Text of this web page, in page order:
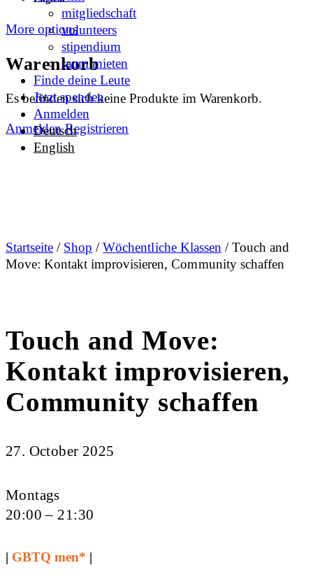
More options
Warenkorb
Es befinden sich keine Produkte im Warenkorb.
Anmelden Registrieren
mitgliedschaft
volunteers
stipendium
raum mieten
Finde deine Leute
Jetzt spenden
Anmelden
Deutsch
English
Startseite / Shop /Wöchentliche Klassen/ Touch and
Move: Kontakt improvisieren, Community schaffen
Touch and Move:
Kontakt improvisieren,
Community schaffen
27. October 2025
Montags
20:00 – 21:30
| GBTQ men* |